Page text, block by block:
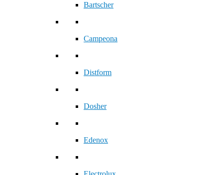
Bartscher
Campeona
Distform
Dosher
Edenox